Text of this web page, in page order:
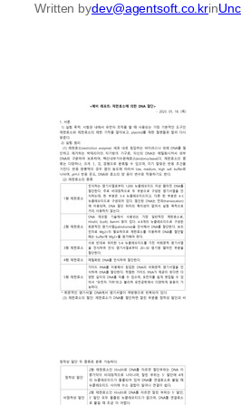
Written bydev@agentsoft.co.krin